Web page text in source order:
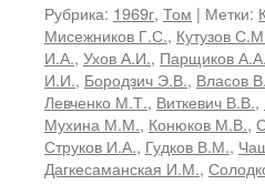
Рубрика: 1969г, Том | Метки:
Мисежников Г.С., Кутузов
И.А., Ухов А.И., Парщиков А.А.
И.И., Бородзич Э.В., Власов
Левченко М.Т., Виткевич В.В.,
Мухина М.М., Конюков М.В.,
Струков И.А., Гудков В.М.,
Дагкесаманская И.М.,